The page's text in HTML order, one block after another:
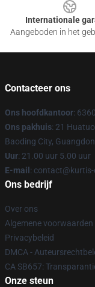
Internationale
Aangeboden in het
Contacteer ons
Ons hoofdkantoor:
Ons pakhuis: 21
Baoding City,
Uur: 21.00 uur 5.00 uur
E-mail :
Ons bedrijf
Over ons
Algemene voorwaarden
Privacybeleid
DMCA -
CA SB657:
Onze steun